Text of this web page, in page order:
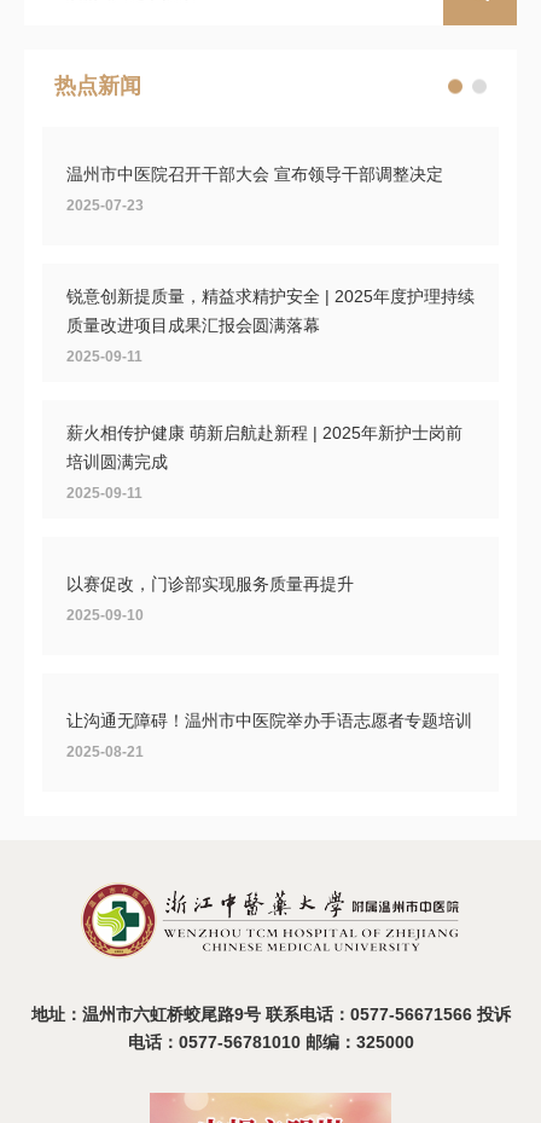
热点新闻
温州市中医院召开干部大会 宣布领导干部调整决定
2025-07-23
锐意创新提质量，精益求精护安全 | 2025年度护理持续
质量改进项目成果汇报会圆满落幕
2025-09-11
薪火相传护健康 萌新启航赴新程 | 2025年新护士岗前
培训圆满完成
2025-09-11
以赛促改，门诊部实现服务质量再提升
2025-09-10
让沟通无障碍！温州市中医院举办手语志愿者专题培训
2025-08-21
2025-08-19
地址：温州市六虹桥蛟尾路9号 联系电话：0577-56671566 投诉
电话：0577-56781010 邮编：325000